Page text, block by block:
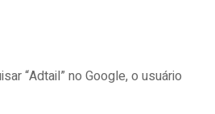
“Adtail” no Google, o usuário